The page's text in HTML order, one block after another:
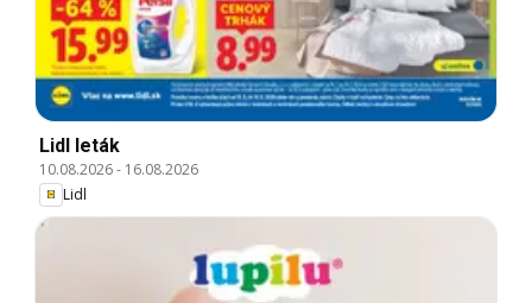
Lidl leták
10.08.2026- 16.08.2026
Lidl